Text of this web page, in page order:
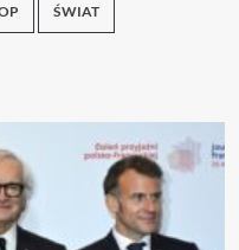
ŚWIAT